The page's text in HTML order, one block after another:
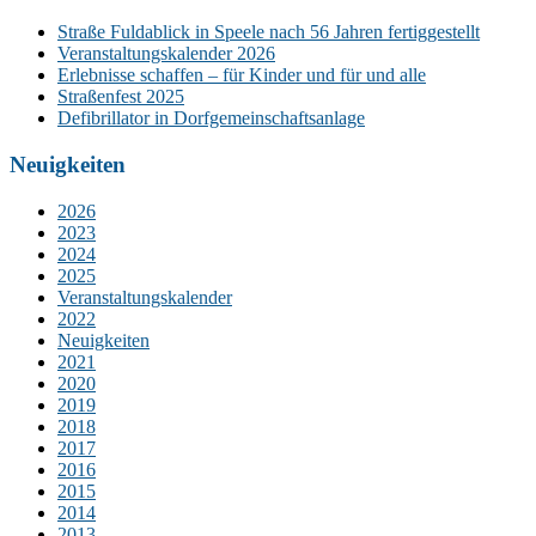
Straße Fuldablick in Speele nach 56 Jahren fertiggestellt
Veranstaltungskalender 2026
Erlebnisse schaffen – für Kinder und für und alle
Straßenfest 2025
Defibrillator in Dorfgemeinschaftsanlage
Neuigkeiten
2026
2023
2024
2025
Veranstaltungskalender
2022
Neuigkeiten
2021
2020
2019
2018
2017
2016
2015
2014